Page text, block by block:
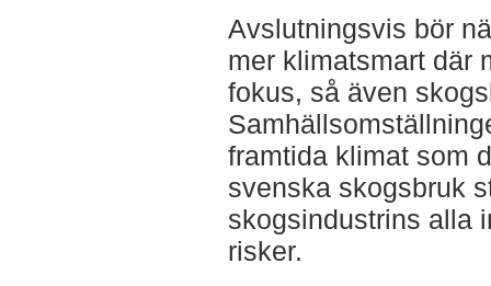
Avslutningsvis bör
mer klimatsmart där
fokus, så även
framtida klimat som
svenska skogsbruk
skogsindustrins alla
risker.